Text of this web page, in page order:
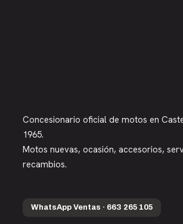
Concesionario oficial de motos en
1965.
Motos nuevas, ocasión, accesorios,
recambios.
WhatsApp Ventas · 663 265 105